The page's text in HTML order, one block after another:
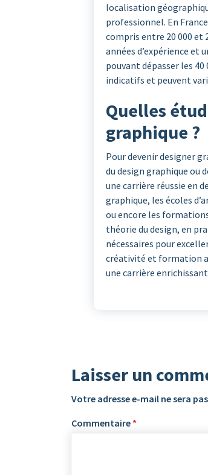
localisation
professionnel. En
compris entre 20 000 et
années d’expérience et
pouvant dépasser les
indicatifs et peuvent
Quelles
graphique ?
Pour devenir designer
du design graphique ou
une carrière réussie en
graphique, les écoles
ou encore les
théorie du design, en
nécessaires pour
créativité et formation
une carrière
Laisser un
Votre adresse e-mail ne sera
Commentaire *